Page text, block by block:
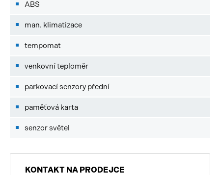
ABS
man. klimatizace
tempomat
venkovní teploměr
parkovací senzory přední
paměťová karta
senzor světel
KONTAKT NA PRODEJCE